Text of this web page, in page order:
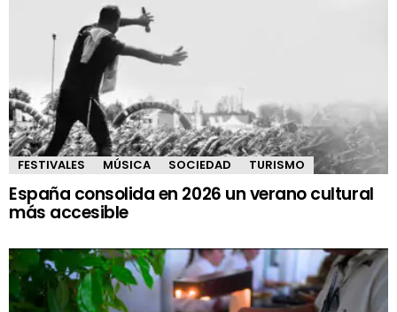
FESTIVALES MÚSICA SOCIEDAD TURISMO
España consolida en 2026 un verano cultural
más accesible